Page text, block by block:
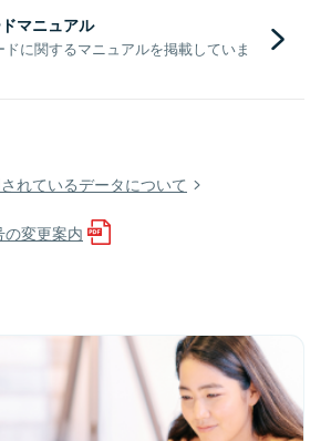
マニュアル
に関するマニュアルを掲載していま
れているデータについて
変更案内